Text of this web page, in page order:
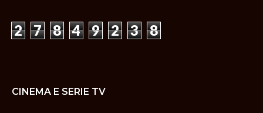
2 7 8 4 9 2 3 8
CINEMA E SERIE TV